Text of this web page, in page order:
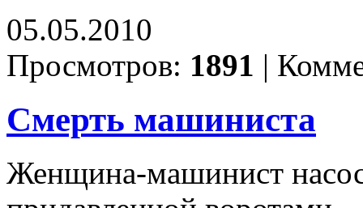
05.05.2010
Просмотров: 1891 |
Смерть машиниста
Женщина-машинист